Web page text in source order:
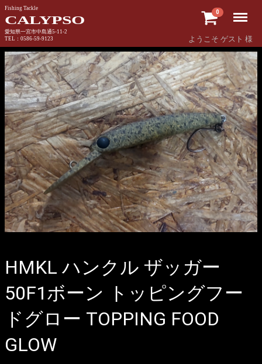
Fishing Tackle
CALYPSO
愛知県一宮市中島通5-11-2
TEL：0586-59-9123
0
ようこそ ゲスト 様
Menu
HMKL ハンクル ザッガー
50F1ボーン トッピングフー
ドグロー TOPPING FOOD
GLOW